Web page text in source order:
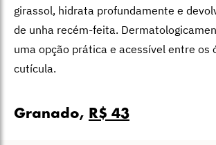
girassol, hidrata profundamente e
de unha recém-feita.
uma opção prática e acessível entre os
cutícula.
Granado, R$ 43